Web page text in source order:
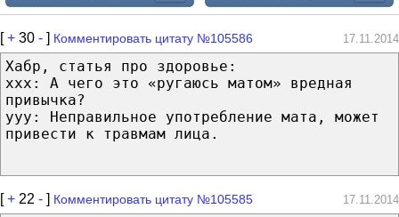
[+ 30 - ] Комментировать цитату №105586 17.11.2014
Хабр, статья про здоровье:
ххх: А чего это «ругаюсь матом» вредная
привычка?
ууу: Неправильное употребление мата, может
привести к травмам лица.
[+ 22 - ] Комментировать цитату №105585 17.11.2014